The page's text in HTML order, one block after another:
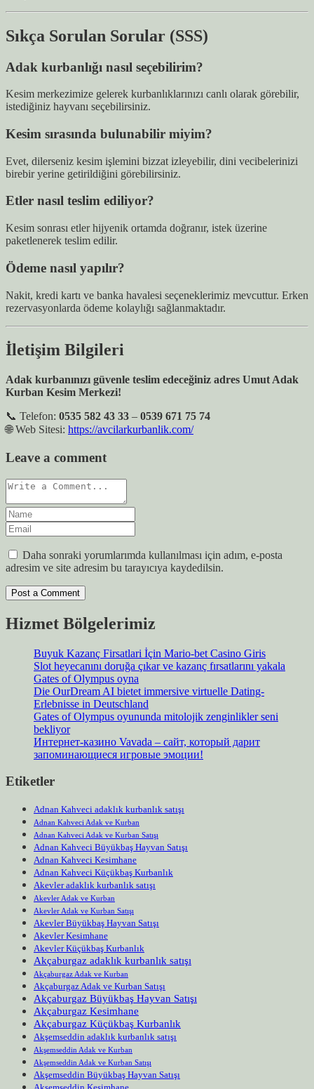
Sıkça Sorulan Sorular (SSS)
Adak kurbanlığı nasıl seçebilirim?
Kesim merkezimize gelerek kurbanlıklarınızı canlı olarak görebilir,
istediğiniz hayvanı seçebilirsiniz.
Kesim sırasında bulunabilir miyim?
Evet, dilerseniz kesim işlemini bizzat izleyebilir, dini vecibelerinizi
birebir yerine getirildiğini görebilirsiniz.
Etler nasıl teslim ediliyor?
Kesim sonrası etler hijyenik ortamda doğranır, istek üzerine
paketlenerek teslim edilir.
Ödeme nasıl yapılır?
Nakit, kredi kartı ve banka havalesi seçeneklerimiz mevcuttur. Erken
rezervasyonlarda ödeme kolaylığı sağlanmaktadır.
İletişim Bilgileri
Adak kurbanınızı güvenle teslim edeceğiniz adres Umut Adak
Kurban Kesim Merkezi!
📞 Telefon: 0535 582 43 33 – 0539 671 75 74
🌐 Web Sitesi: https://avcilarkurbanlik.com/
Leave a comment
Daha sonraki yorumlarımda kullanılması için adım, e-posta
adresim ve site adresim bu tarayıcıya kaydedilsin.
Hizmet Bölgelerimiz
Buyuk Kazanç Firsatlari İçin Mario-bet Casino Giris
Slot heyecanını doruğa çıkar ve kazanç fırsatlarını yakala
Gates of Olympus oyna
Die OurDream AI bietet immersive virtuelle Dating-
Erlebnisse in Deutschland
Gates of Olympus oyununda mitolojik zenginlikler seni
bekliyor
Интернет-казино Vavada – сайт, который дарит
запоминающиеся игровые эмоции!
Etiketler
Adnan Kahveci adaklık kurbanlık satışı
Adnan Kahveci Adak ve Kurban
Adnan Kahveci Adak ve Kurban Satışı
Adnan Kahveci Büyükbaş Hayvan Satışı
Adnan Kahveci Kesimhane
Adnan Kahveci Küçükbaş Kurbanlık
Akevler adaklık kurbanlık satışı
Akevler Adak ve Kurban
Akevler Adak ve Kurban Satışı
Akevler Büyükbaş Hayvan Satışı
Akevler Kesimhane
Akevler Küçükbaş Kurbanlık
Akçaburgaz adaklık kurbanlık satışı
Akçaburgaz Adak ve Kurban
Akçaburgaz Adak ve Kurban Satışı
Akçaburgaz Büyükbaş Hayvan Satışı
Akçaburgaz Kesimhane
Akçaburgaz Küçükbaş Kurbanlık
Akşemseddin adaklık kurbanlık satışı
Akşemseddin Adak ve Kurban
Akşemseddin Adak ve Kurban Satışı
Akşemseddin Büyükbaş Hayvan Satışı